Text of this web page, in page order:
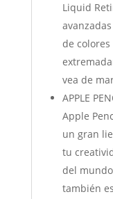
Liquid
de
vea de
APPLE
Apple
un gran
tu
del
también